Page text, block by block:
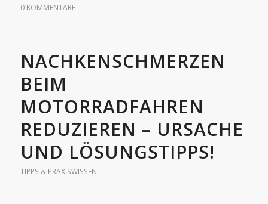
0 KOMMENTARE
NACHKENSCHMERZEN
BEIM
MOTORRADFAHREN
REDUZIEREN – URSACHE
UND LÖSUNGSTIPPS!
TIPPS & PRAXISWISSEN